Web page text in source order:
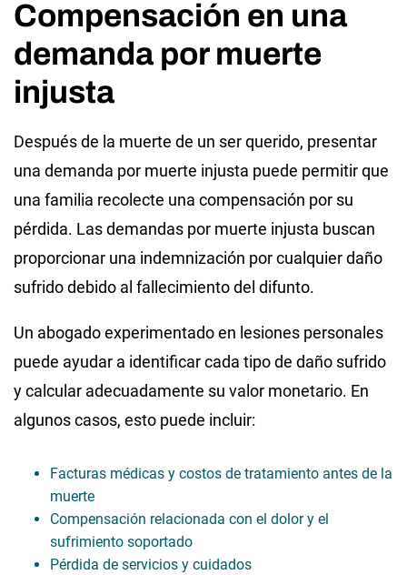
Compensación en una
demanda por muerte
injusta
Después de la muerte de un ser querido, presentar
una demanda por muerte injusta puede permitir que
una familia recolecte una compensación por su
pérdida. Las demandas por muerte injusta buscan
proporcionar una indemnización por cualquier daño
sufrido debido al fallecimiento del difunto.
Un abogado experimentado en lesiones personales
puede ayudar a identificar cada tipo de daño sufrido
y calcular adecuadamente su valor monetario. En
algunos casos, esto puede incluir:
Facturas médicas y costos de tratamiento antes de la
muerte
Compensación relacionada con el dolor y el
sufrimiento soportado
Pérdida de servicios y cuidados